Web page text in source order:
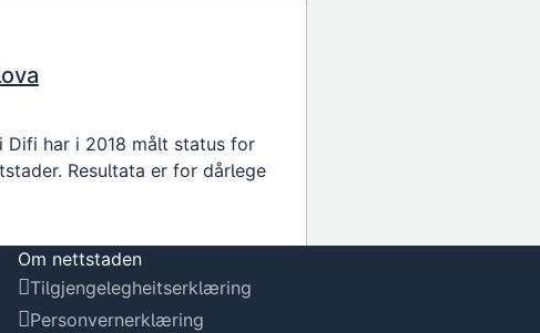
har i 2018 målt status for
Resultata er for dårlege
Om nettstaden
Tilgjengelegheitserklæring
Personvernerklæring